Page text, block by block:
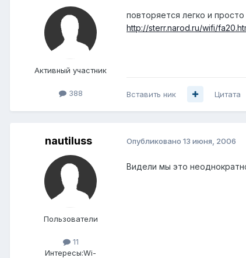
Активный участник
388
повторяется легко и просто
http://sterr.narod.ru/wifi/
Вставить ник Цитата
nautiluss
Пользователи
11
Интересы:Wi-
Опубликовано 13 июня, 2006
Видели мы это